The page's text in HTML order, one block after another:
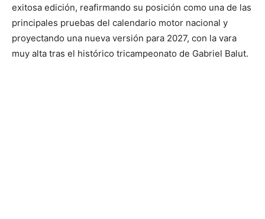
exitosa edición, reafirmando su posición como una de las
principales pruebas del calendario motor nacional y
proyectando una nueva versión para 2027, con la vara
muy alta tras el histórico tricampeonato de Gabriel Balut.